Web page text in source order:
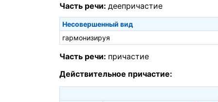
Часть речи: деепричастие
Несовершенный вид
гармонизируя
Часть речи: причастие
Действительное причастие: